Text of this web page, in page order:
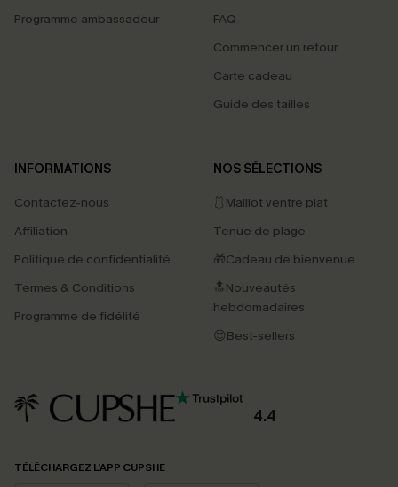
Programme ambassadeur
FAQ
Commencer un retour
Carte cadeau
Guide des tailles
INFORMATIONS
Contactez-nous
Affiliation
Politique de confidentialité
Termes & Conditions
Programme de fidélité
NOS SÉLECTIONS
🩱Maillot ventre plat
Tenue de plage
🎁Cadeau de bienvenue
🔝Nouveautés
hebdomadaires
😍Best-sellers
4.4
TÉLÉCHARGEZ L’APP CUPSHE
PROFITEZ DE -15%